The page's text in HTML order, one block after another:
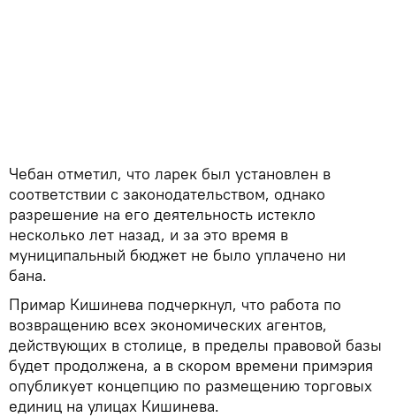
Чебан отметил, что ларек был установлен в
соответствии с законодательством, однако
разрешение на его деятельность истекло
несколько лет назад, и за это время в
муниципальный бюджет не было уплачено ни
бана.
Примар Кишинева подчеркнул, что работа по
возвращению всех экономических агентов,
действующих в столице, в пределы правовой базы
будет продолжена, а в скором времени примэрия
опубликует концепцию по размещению торговых
единиц на улицах Кишинева.